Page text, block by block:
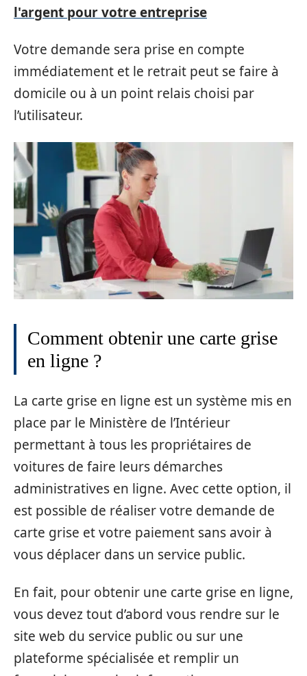
l'argent pour votre entreprise
Votre demande sera prise en compte
immédiatement et le retrait peut se faire à
domicile ou à un point relais choisi par
l’utilisateur.
Comment obtenir une carte grise
en ligne ?
La carte grise en ligne est un système mis en
place par le Ministère de l’Intérieur
permettant à tous les propriétaires de
voitures de faire leurs démarches
administratives en ligne. Avec cette option, il
est possible de réaliser votre demande de
carte grise et votre paiement sans avoir à
vous déplacer dans un service public.
En fait, pour obtenir une carte grise en ligne,
vous devez tout d’abord vous rendre sur le
site web du service public ou sur une
plateforme spécialisée et remplir un